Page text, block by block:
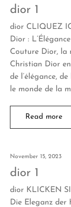
dior 1
dior CLIQUEZ
Dior :
Couture Dior, la
Christian Dior
de l’élégance,
le monde de la
Read more
November 15, 2023
dior 1
dior KLICKEN
Die Eleganz